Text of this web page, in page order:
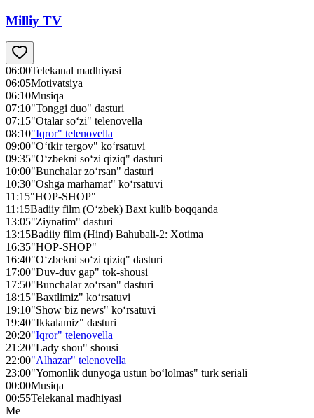
Milliy TV
06:00Telekanal madhiyasi
06:05Motivatsiya
06:10Musiqa
07:10"Tonggi duo" dasturi
07:15"Otalar so‘zi" telenovella
08:10"Iqror" telenovella
09:00"O‘tkir tergov" ko‘rsatuvi
09:35"O‘zbekni so‘zi qiziq" dasturi
10:00"Bunchalar zo‘rsan" dasturi
10:30"Oshga marhamat" ko‘rsatuvi
11:15"HOP-SHOP"
11:15Badiiy film (O‘zbek) Baхt kulib boqqanda
13:05"Ziynatim" dasturi
13:15Badiiy film (Hind) Bahubali-2: Xotima
16:35"HOP-SHOP"
16:40"O‘zbekni so‘zi qiziq" dasturi
17:00"Duv-duv gap" tok-shousi
17:50"Bunchalar zo‘rsan" dasturi
18:15"Baxtlimiz" ko‘rsatuvi
19:10"Show biz news" ko‘rsatuvi
19:40"Ikkalamiz" dasturi
20:20"Iqror" telenovella
21:20"Lady shou" shousi
22:00"Alhazar" telenovella
23:00"Yomonlik dunyoga ustun bo‘lolmas" turk seriali
00:00Musiqa
00:55Telekanal madhiyasi
Me